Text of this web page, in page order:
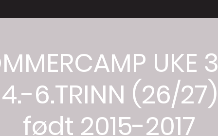
UKE
4.-6.TRINN (26/27)
født 2015-2017